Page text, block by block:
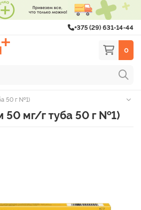
+375 (29) 631-14-44
0
50 г №1)
мг/г туба 50 г №1)